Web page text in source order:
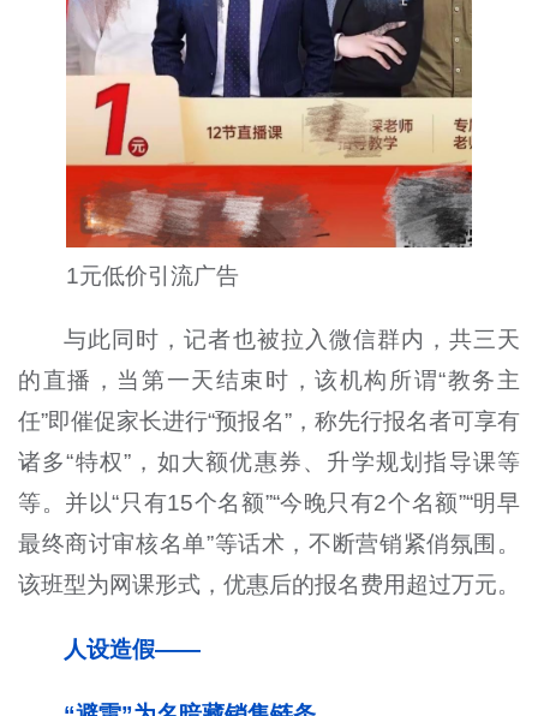
1元低价引流广告
与此同时，记者也被拉入微信群内，共三天
的直播，当第一天结束时，该机构所谓“教务主
任”即催促家长进行“预报名”，称先行报名者可享有
诸多“特权”，如大额优惠券、升学规划指导课等
等。并以“只有15个名额”“今晚只有2个名额”“明早
最终商讨审核名单”等话术，不断营销紧俏氛围。
该班型为网课形式，优惠后的报名费用超过万元。
人设造假——